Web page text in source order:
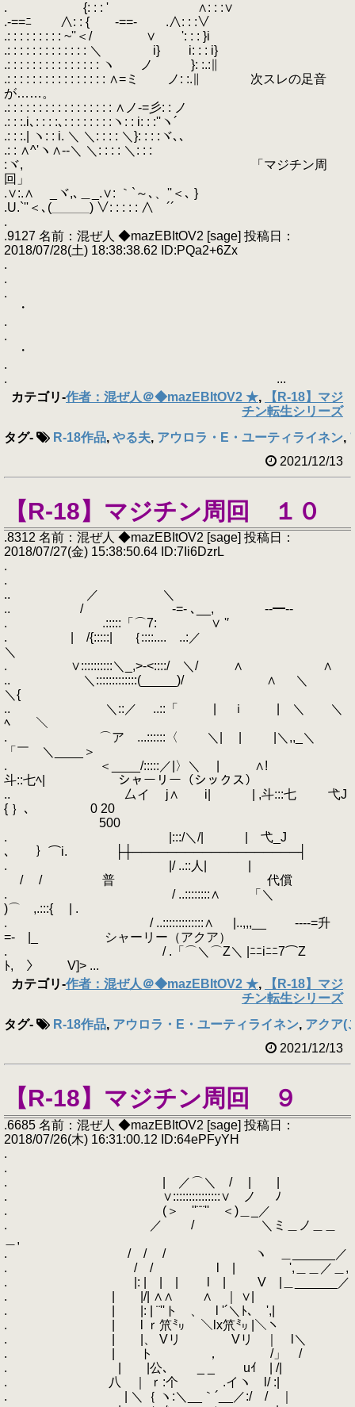
. {: : : ' ∧: : :∨
.-==ﾆ ∧: : { -==- .∧: : :∨
.: : : : : : : : : ~''＜/ ∨ ': : : }i
.: : : : : : : : : : : : : ＼ i} i: : : i}
.: : : : : : : : : : : : : : : ヽ ノ }: :.:∥
.: : : : : : : : : : : : : : : : ∧=ミ ノ: :.∥ 次スレの足音
が……。
.: : : : : : : : : : : : : : : : : ∧ノ-=彡: : ノ
.: : :.i､: : : :､: : : : : : : :ヽ: : i: : :''ヽ´
.: : :.| ヽ: : i. ＼ ＼: : : : ＼}: : : :ヾ､､
.: : ∧^'ヽ∧‐-＼ ＼: : : : ＼: : :
:ヾ, 「マジチン周
回」
.∨:.∧ _ヾ,､＿_.∨: ｀`～､、''＜､ }
.U.`''＜､(＿＿＿) ∨: : : : : ∧￣´´
.
.9127 名前：混ぜ人 ◆mazEBItOV2 [sage] 投稿日：
2018/07/28(土) 18:38:38.62 ID:PQa2+6Zx
.
.
.
・
.
.
・
.
. ...
カテゴリ-作者：混ぜ人＠◆mazEBItOV2 ★,
【R-18】マジ
チン転生シリーズ
タグ- R-18作品, やる夫, アウロラ・E・ユーティライネン,
2021/12/13
【R-18】マジチン周回 １０
.8312 名前：混ぜ人 ◆mazEBItOV2 [sage] 投稿日：
2018/07/27(金) 15:38:50.64 ID:7Ii6DzrL
.
.
.. ／ ＼
.. / ‐=‐ ､__, -‐━‐-
. .:::::「⌒7: ∨ '′
. | /{:::::| ｛::::.... ..:／
＼
. ∨::::::::::＼_,>‐<::::/ ＼/ ∧ ∧
.. ＼:::::::::::::(_____)/ ∧ ＼
＼{
.. ＼::／ ..::「 | ｉ | ＼ ＼
ﾍ ＼
. ⌒ア ...::::::〈 ＼| | |＼,,_＼
「￣ ＼____＞
. ＜____/:::::／|〉＼ | ∧!
斗::七ﾍ| シャーリー（シックス）
.. 厶イ j∧ i| | ,斗:::七 弋J
{ ｝､ 0 20
500
. |:::/＼/| | 弋_J
､ ｝⌒i. ├┼───────────────────┤
. |/ ..::人| |
/ / 普 代償
. / ..::::::::∧ 「＼
)⌒ ,.:::{ | .
. / ..:::::::::::::∧ |..,,,__ ---‐=升
=‐ |_ シャーリー（アクア）
. / .「⌒＼⌒Z＼ |ﾆﾆiﾆﾆ7⌒Z
ﾄ, 〉 V]> ...
カテゴリ-作者：混ぜ人＠◆mazEBItOV2 ★,
【R-18】マジ
チン転生シリーズ
タグ- R-18作品, アウロラ・E・ユーティライネン, アクア(
2021/12/13
【R-18】マジチン周回 ９
.6685 名前：混ぜ人 ◆mazEBItOV2 [sage] 投稿日：
2018/07/26(木) 16:31:00.12 ID:64ePFyYH
.
.
. | ／⌒＼ / | |
. ∨:::::::::::::::∨ ノ ﾉ
. (＞ ''¨¨'' ＜)＿_／
. ／ / ＼ミ＿ノ＿＿
＿,
. / / / ヽ ＿______／
. / / l | ',＿＿／＿,
. |: | | | l | V |＿______／
. | |/| ∧∧ ∧ ｜ ∨|
. | |: | ¨''ト 、 l '´＼ﾄ､ ',|
. | l ｒ笊㍉ ＼lx笊㍉ |＼ヽ
. | |、 Vリ Vリ ｜ l＼
. | ト ， /」 /
. | |公､ _ _ uｲ | /|
. 八 ｜ ｒ:个 .イヽ l/ :|
. | ＼｛ ヽ:＼__｀´__／:/ / ｜